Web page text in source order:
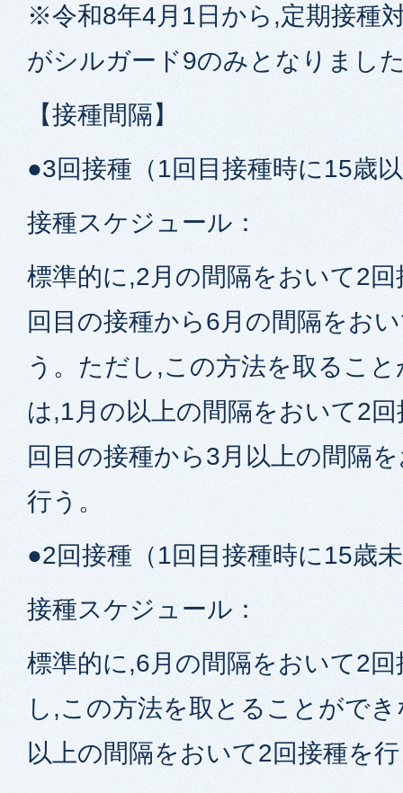
※令和8年4月1日から,定期接種
がシルガード9のみとなりまし
【接種間隔】
●3回接種（1回目接種時に15歳
接種スケジュール：
標準的に,2月の間隔をおいて2
回目の接種から6月の間隔をお
う。ただし,この方法を取るこ
は,1月の以上の間隔をおいて2
回目の接種から3月以上の間隔
行う。
●2回接種（1回目接種時に15歳
接種スケジュール：
標準的に,6月の間隔をおいて2
し,この方法を取とることがで
以上の間隔をおいて2回接種を